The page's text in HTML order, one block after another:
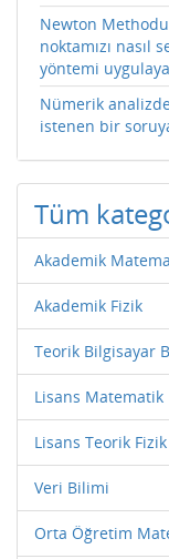
Newton Methodu
noktamızı nasıl
yöntemi
Nümerik
istenen bir
Tüm
Akademik
Akademik Fizik
Teorik Bilgisayar
Lisans Matematik
Lisans Teorik Fizik
Veri Bilimi
Orta Öğretim